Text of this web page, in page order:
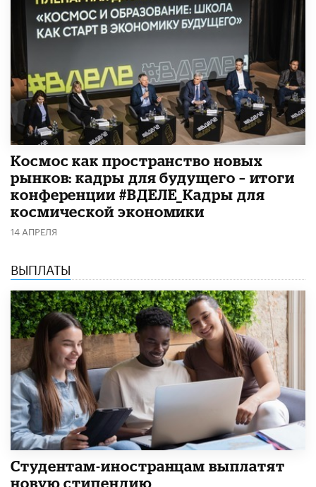
Космос как пространство новых
рынков: кадры для будущего – итоги
конференции #ВДЕЛЕ_Кадры для
космической экономики
14 АПРЕЛЯ
ВЫПЛАТЫ
Студентам-иностранцам выплатят
новую стипендию